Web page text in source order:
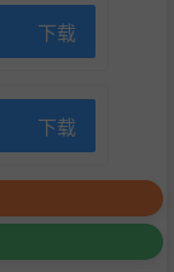
下载
下载